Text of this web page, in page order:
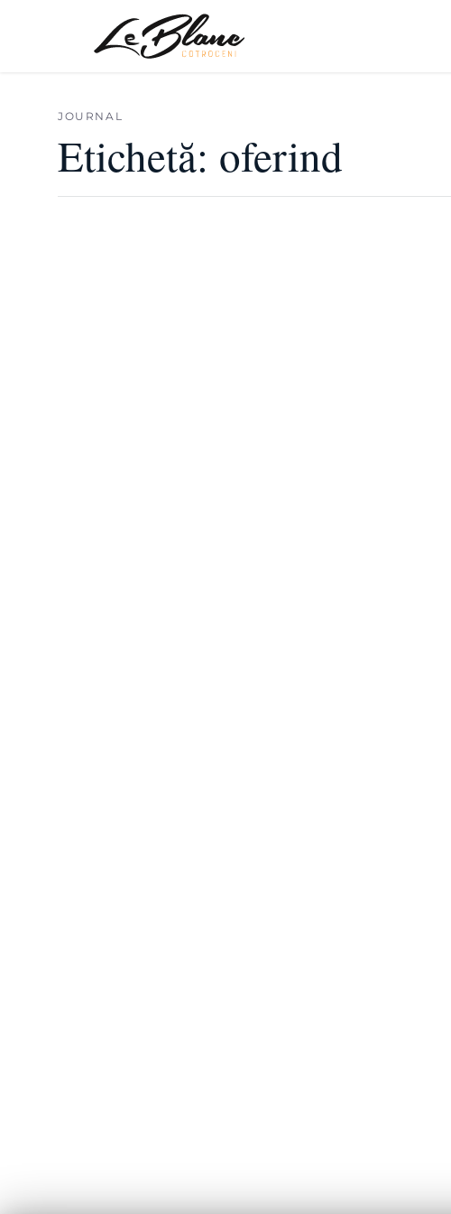
JOURNAL
Etichetă: oferind